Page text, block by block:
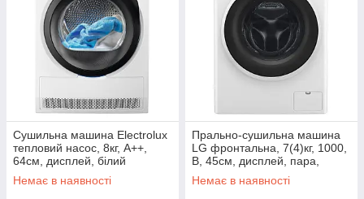
Сушильна машина Electrolux
тепловий насос, 8кг, A++,
64см, дисплей, білий
Немає в наявності
Прально-сушильна машина
LG фронтальна, 7(4)кг, 1000,
В, 45см, дисплей, пара,
інвертор, білий
Немає в наявності